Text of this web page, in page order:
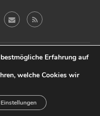
Imprint
Right Reserved.
Erfahrung auf
welche Cookies wir
Einstellungen